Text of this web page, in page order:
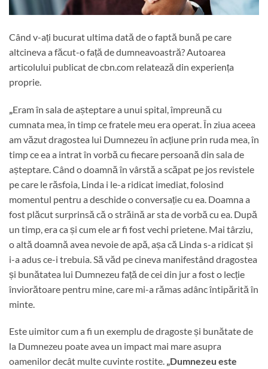
Când v-ați bucurat ultima dată de o faptă bună pe care
altcineva a făcut-o față de dumneavoastră? Autoarea
articolului publicat de cbn.com relatează din experiența
proprie.
„ Eram în sala de așteptare a unui spital, împreună cu
cumnata mea, în timp ce fratele meu era operat. În ziua aceea
am văzut dragostea lui Dumnezeu în acțiune prin ruda mea, în
timp ce ea a intrat în vorbă cu fiecare persoană din sala de
așteptare. Când o doamnă în vârstă a scăpat pe jos revistele
pe care le răsfoia, Linda i le-a ridicat imediat, folosind
momentul pentru a deschide o conversație cu ea. Doamna a
fost plăcut surprinsă că o străină ar sta de vorbă cu ea. După
un timp, era ca și cum ele ar fi fost vechi prietene. Mai târziu,
o altă doamnă avea nevoie de apă, așa că Linda s-a ridicat și
i-a adus ce-i trebuia. Să văd pe cineva manifestând dragostea
și bunătatea lui Dumnezeu față de cei din jur a fost o lecție
înviorătoare pentru mine, care mi-a rămas adânc întipărită în
minte.
Este uimitor cum a fi un exemplu de dragoste și bunătate de
la Dumnezeu poate avea un impact mai mare asupra
oamenilor decât multe cuvinte rostite. „Dumnezeu este